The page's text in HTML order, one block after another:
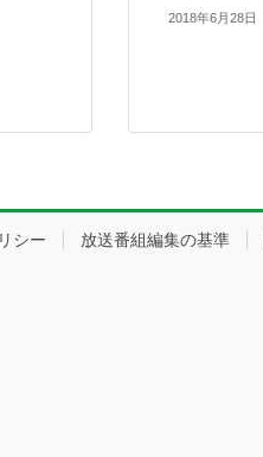
2018年6月28日
シー 放送番組編集の基準